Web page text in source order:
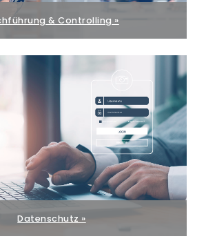
& Controlling »
Datenschutz »